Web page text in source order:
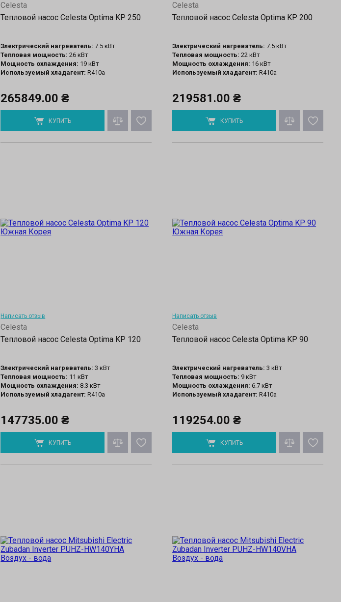
Celesta
Тепловой насос Celesta Optima KP 250
Электрический нагреватель: 7.5 кВт
Тепловая мощность: 26 кВт
Мощность охлаждения: 19 кВт
Используемый хладагент: R410a
265849.00 ₴
КУПИТЬ
Celesta
Тепловой насос Celesta Optima KP 200
Электрический нагреватель: 7.5 кВт
Тепловая мощность: 22 кВт
Мощность охлаждения: 16 кВт
Используемый хладагент: R410a
219581.00 ₴
КУПИТЬ
Написать отзыв
Celesta
Тепловой насос Celesta Optima KP 120
Электрический нагреватель: 3 кВт
Тепловая мощность: 11 кВт
Мощность охлаждения: 8.3 кВт
Используемый хладагент: R410a
147735.00 ₴
КУПИТЬ
Написать отзыв
Celesta
Тепловой насос Celesta Optima KP 90
Электрический нагреватель: 3 кВт
Тепловая мощность: 9 кВт
Мощность охлаждения: 6.7 кВт
Используемый хладагент: R410a
119254.00 ₴
КУПИТЬ